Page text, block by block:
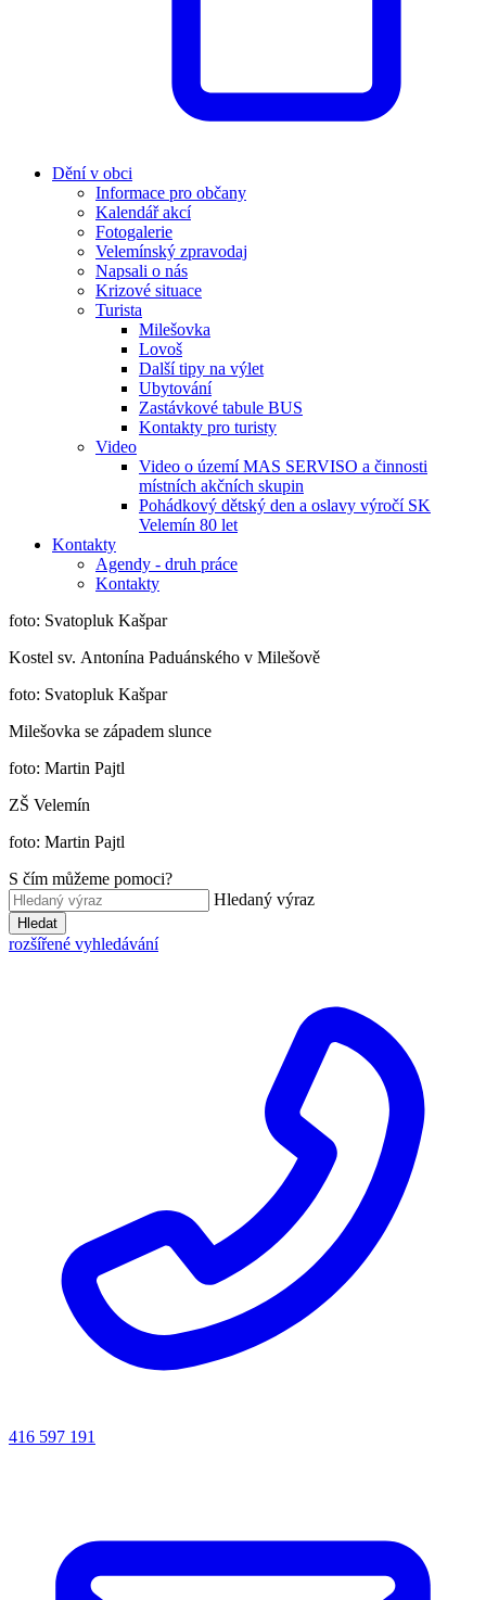
Dění v obci
Informace pro občany
Kalendář akcí
Fotogalerie
Velemínský zpravodaj
Napsali o nás
Krizové situace
Turista
Milešovka
Lovoš
Další tipy na výlet
Ubytování
Zastávkové tabule BUS
Kontakty pro turisty
Video
Video o území MAS SERVISO a činnosti
místních akčních skupin
Pohádkový dětský den a oslavy výročí SK
Velemín 80 let
Kontakty
Agendy - druh práce
Kontakty
foto: Svatopluk Kašpar
Kostel sv. Antonína Paduánského v Milešově
foto: Svatopluk Kašpar
Milešovka se západem slunce
foto: Martin Pajtl
ZŠ Velemín
foto: Martin Pajtl
S čím můžeme pomoci?
Hledaný výraz
Hledat
rozšířené vyhledávání
416 597 191